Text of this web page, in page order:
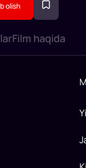
olish
Film haqida